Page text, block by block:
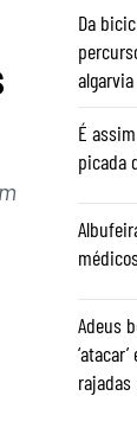
Da
algarvia
É
picada
Adeus